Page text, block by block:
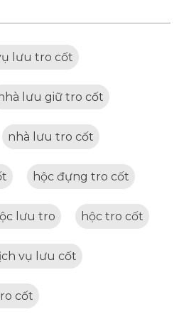
lưu tro cốt
lưu giữ tro cốt
nhà lưu tro cốt
hộc đựng tro cốt
lưu tro hộc tro cốt
vụ lưu cốt
cốt